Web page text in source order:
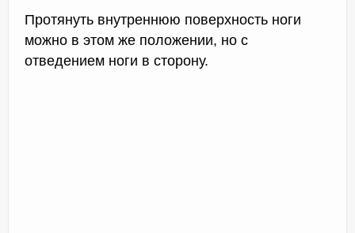
Протянуть внутреннюю поверхность ноги
можно в этом же положении, но с
отведением ноги в сторону.